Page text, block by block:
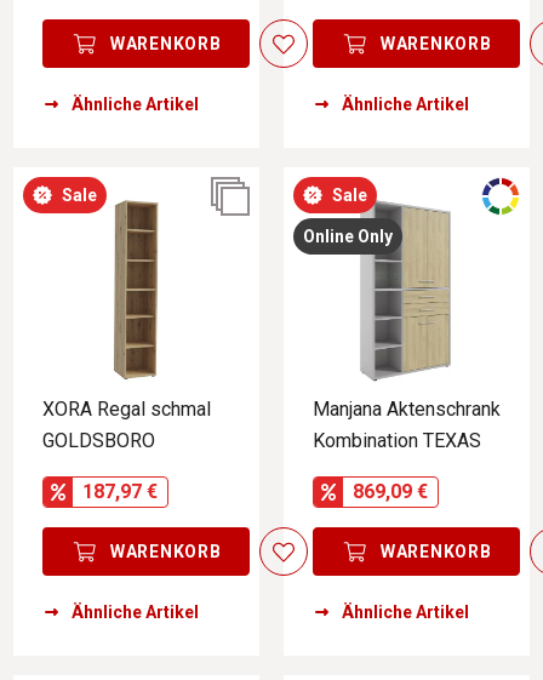
WARENKORB
Ähnliche Artikel
WARENKORB
Ähnliche Artikel
Sale
XORA Regal schmal
GOLDSBORO
187,97 €
WARENKORB
Ähnliche Artikel
Sale
Online Only
Manjana Aktenschrank
Kombination TEXAS
869,09 €
WARENKORB
Ähnliche Artikel